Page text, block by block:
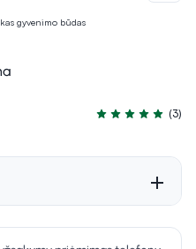
Įvertinimas 5.0
(3)
gyvenimo būdas